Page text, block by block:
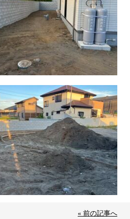
« 前の記事へ